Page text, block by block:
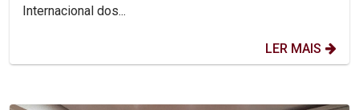
Internacional dos...
LER MAIS